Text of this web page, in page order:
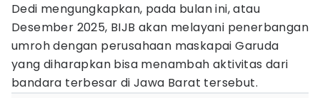
Dedi mengungkapkan, pada bulan ini, atau
Desember 2025, BIJB akan melayani penerbangan
umroh dengan perusahaan maskapai Garuda
yang diharapkan bisa menambah aktivitas dari
bandara terbesar di Jawa Barat tersebut.